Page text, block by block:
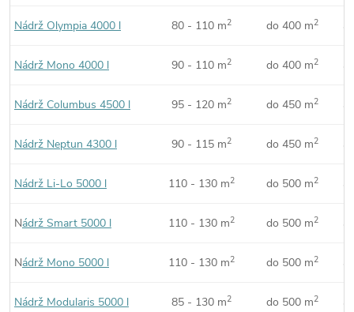
Nádrž Olympia 4000 l 80 - 110 m2 do 400 m2
Nádrž Mono 4000 l 90 - 110 m2 do 400 m2
Nádrž Columbus 4500 l 95 - 120 m2 do 450 m2
Nádrž Neptun 4300 l 90 - 115 m2 do 450 m2
Nádrž Li-Lo 5000 l 110 - 130 m2 do 500 m2
Nádrž Smart 5000 l 110 - 130 m2 do 500 m2
Nádrž Mono 5000 l 110 - 130 m2 do 500 m2
Nádrž Modularis 5000 l 85 - 130 m2 do 500 m2